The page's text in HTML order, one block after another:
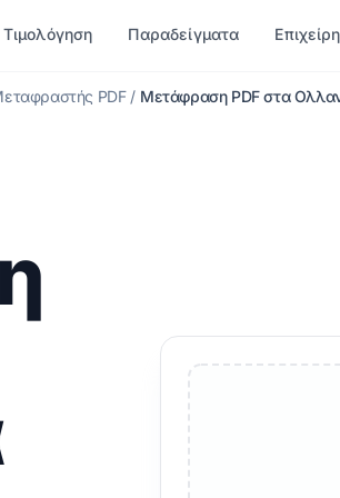
XLSX σε PDF
TXT σε XLSX
JPG σε PDF
JPEG σε PDF
Σέρβος
Τιμολόγηση Παραδείγματα
PDF / Μετάφραση PDF στα